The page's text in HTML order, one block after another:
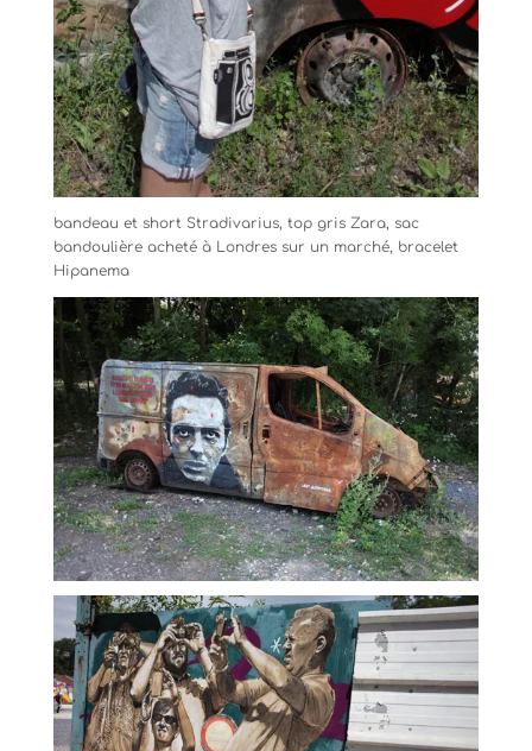
bandeau et short Stradivarius, top gris Zara, sac
bandoulière acheté à Londres sur un marché, bracelet
Hipanema